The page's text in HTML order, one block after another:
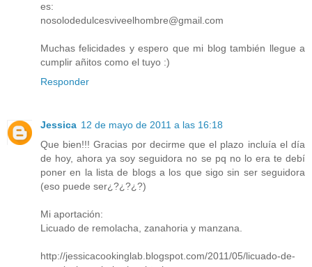
es:
nosolodedulcesviveelhombre@gmail.com
Muchas felicidades y espero que mi blog también llegue a
cumplir añitos como el tuyo :)
Responder
Jessica 12 de mayo de 2011 a las 16:18
Que bien!!! Gracias por decirme que el plazo incluía el día
de hoy, ahora ya soy seguidora no se pq no lo era te debí
poner en la lista de blogs a los que sigo sin ser seguidora
(eso puede ser¿?¿?¿?)
Mi aportación:
Licuado de remolacha, zanahoria y manzana.
http://jessicacookinglab.blogspot.com/2011/05/licuado-de-